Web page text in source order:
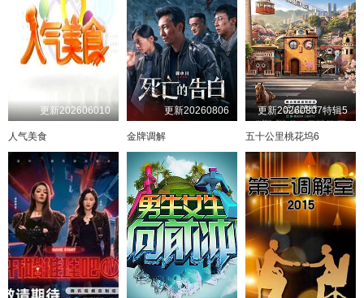
更新202606010
人气美食
更新20260806
金牌调解
更新20260807特辑5
五十公里桃花坞6